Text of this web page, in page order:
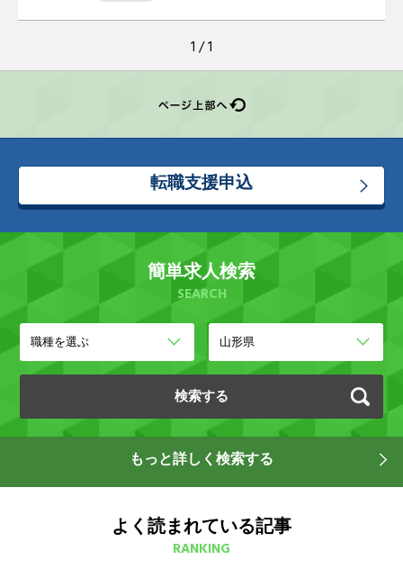
1 / 1
転職支援申込
簡単求人検索
SEARCH
もっと詳しく検索する
よく読まれている記事
RANKING